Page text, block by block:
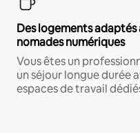
Des logements
nomades numériques
Vous êtes un
un séjour longue durée
espaces de travail